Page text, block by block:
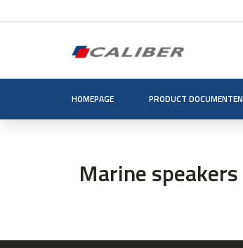
HOMEPAGE PRODUCT DOCUMENTEN
Marine speakers